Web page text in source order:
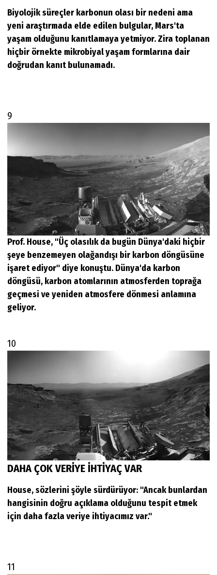
Biyolojik süreçler karbonun olası bir nedeni ama
yeni araştırmada elde edilen bulgular, Mars'ta
yaşam olduğunu kanıtlamaya yetmiyor. Zira toplanan
hiçbir örnekte mikrobiyal yaşam formlarına dair
doğrudan kanıt bulunamadı.
9
Prof. House, "Üç olasılık da bugün Dünya'daki hiçbir
şeye benzemeyen olağandışı bir karbon döngüsüne
işaret ediyor" diye konuştu. Dünya'da karbon
döngüsü, karbon atomlarının atmosferden toprağa
geçmesi ve yeniden atmosfere dönmesi anlamına
geliyor.
10
DAHA ÇOK VERİYE İHTİYAÇ VAR
House, sözlerini şöyle sürdürüyor: "Ancak bunlardan
hangisinin doğru açıklama olduğunu tespit etmek
için daha fazla veriye ihtiyacımız var."
11